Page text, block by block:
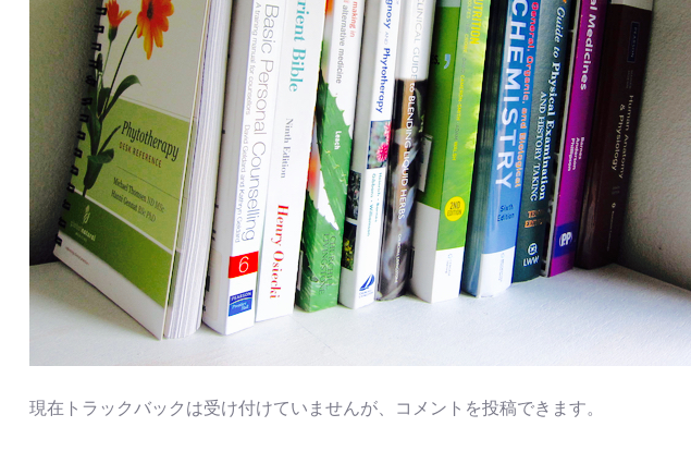
現在トラックバックは受け付けていませんが、 コメントを投稿できます。